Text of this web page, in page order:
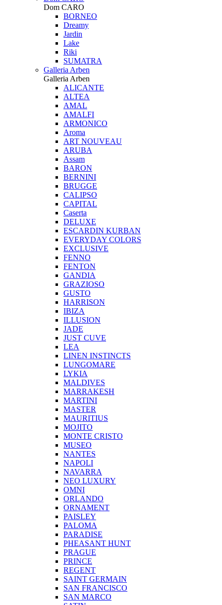
Dom CARO
BORNEO
Dreamy
Jardin
Lake
Riki
SUMATRA
Galleria Arben
Galleria Arben
ALICANTE
ALTEA
AMAL
AMALFI
ARMONICO
Aroma
ART NOUVEAU
ARUBA
Assam
BARON
BERNINI
BRUGGE
CALIPSO
CAPITAL
Caserta
DELUXE
ESCARDIN KURBAN
EVERYDAY COLORS
EXCLUSIVE
FENNO
FENTON
GANDIA
GRAZIOSO
GUSTO
HARRISON
IBIZA
ILLUSION
JADE
JUST CUVE
LEA
LINEN INSTINCTS
LUNGOMARE
LYKIA
MALDIVES
MARRAKESH
MARTINI
MASTER
MAURITIUS
MOJITO
MONTE CRISTO
MUSEO
NANTES
NAPOLI
NAVARRA
NEO LUXURY
OMNI
ORLANDO
ORNAMENT
PAISLEY
PALOMA
PARADISE
PHEASANT HUNT
PRAGUE
PRINCE
REGENT
SAINT GERMAIN
SAN FRANCISCO
SAN MARCO